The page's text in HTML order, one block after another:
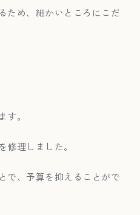
ため、細かいところにこだ
。
理しました。
で、予算を抑えることがで